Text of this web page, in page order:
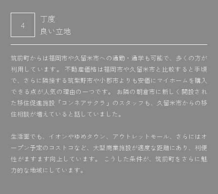
4
丁度
良い立地
筑前町からは福岡市や久留米市への通勤・通学も可能で、多くの方が
利用しています。 不動産価格は福岡市や久留米市と比較すると手頃
で、さらに隣接する筑紫野市や小郡市よりも安価にマイホームを購入
できる点が人気の理由の一つです。 お隣の朝倉市に新しく開設され
た移住促進施設「コンネアサクラ」のスタッフも、久留米市からの移
住相談が増えていると話していました。
生活面でも、イオンやゆめタウン、アウトレットモール、さらにはオ
ープン予定のコストコなど、大型商業施設が適度な距離にあり、利便
性がますます向上しています。 こうした条件が、筑前町をさらに魅
力的な地域にしています。